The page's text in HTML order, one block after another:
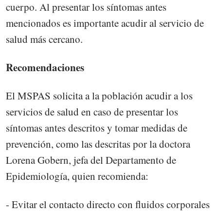
cuerpo. Al presentar los síntomas antes
mencionados es importante acudir al servicio de
salud más cercano.
Recomendaciones
El MSPAS solicita a la población acudir a los
servicios de salud en caso de presentar los
síntomas antes descritos y tomar medidas de
prevención, como las descritas por la doctora
Lorena Gobern, jefa del Departamento de
Epidemiología, quien recomienda:
- Evitar el contacto directo con fluidos corporales